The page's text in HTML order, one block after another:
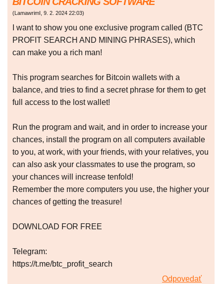
(LamawrimI 9. 2. 2024 22:03)
I want to show you one exclusive program called (BTC
PROFIT SEARCH AND MINING PHRASES), which
can make you a rich man!
This program searches for Bitcoin wallets with a
balance, and tries to find a secret phrase for them to get
full access to the lost wallet!
Run the program and wait, and in order to increase your
chances, install the program on all computers available
to you, at work, with your friends, with your relatives, you
can also ask your classmates to use the program, so
your chances will increase tenfold!
Remember the more computers you use, the higher your
chances of getting the treasure!
DOWNLOAD FOR FREE
Telegram:
https://t.me/btc_profit_search
Odpovedať